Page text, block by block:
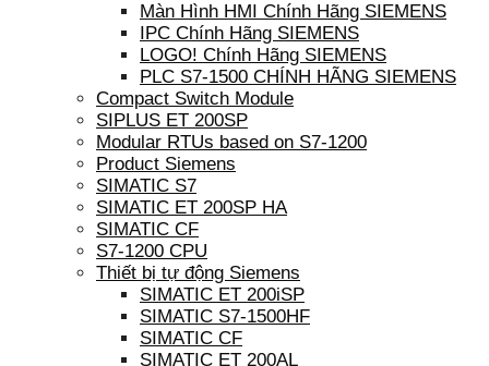
Màn Hình HMI Chính Hãng SIEMENS
IPC Chính Hãng SIEMENS
LOGO! Chính Hãng SIEMENS
PLC S7-1500 CHÍNH HÃNG SIEMENS
Compact Switch Module
SIPLUS ET 200SP
Modular RTUs based on S7-1200
Product Siemens
SIMATIC S7
SIMATIC ET 200SP HA
SIMATIC CF
S7-1200 CPU
Thiết bị tự động Siemens
SIMATIC ET 200iSP
SIMATIC S7-1500HF
SIMATIC CF
SIMATIC ET 200AL